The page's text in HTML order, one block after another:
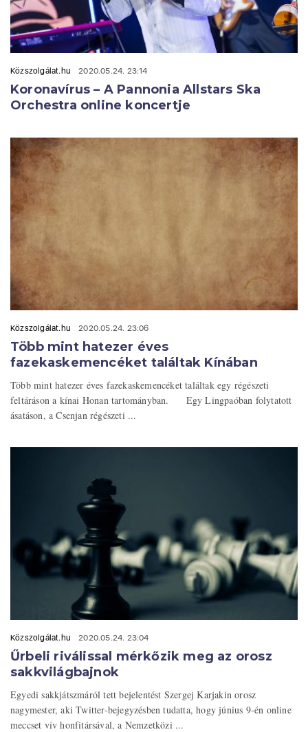
Közszolgálat.hu 2020.05.24. 23:14
Koronavírus – A Pannonia Allstars Ska
Orchestra online koncertje
Közszolgálat.hu 2020.05.24. 23:06
Több mint hatezer éves
fazekaskemencéket találtak Kínában
Több mint hatezer éves fazekaskemencéket találtak egy régészeti
feltáráson a kínai Honan tartományban. Egy Lingpaóban folytatott
ásatáson, a Csenjan régészeti ...
Közszolgálat.hu 2020.05.24. 23:04
Űrbeli riválissal mérkőzik meg az orosz
sakkvilágbajnok
Egyedi sakkjátszmáról tett bejelentést Szergej Karjakin orosz
nagymester, aki Twitter-bejegyzésben tudatta, hogy június 9-én online
meccset vív honfitársával, a Nemzetközi ...